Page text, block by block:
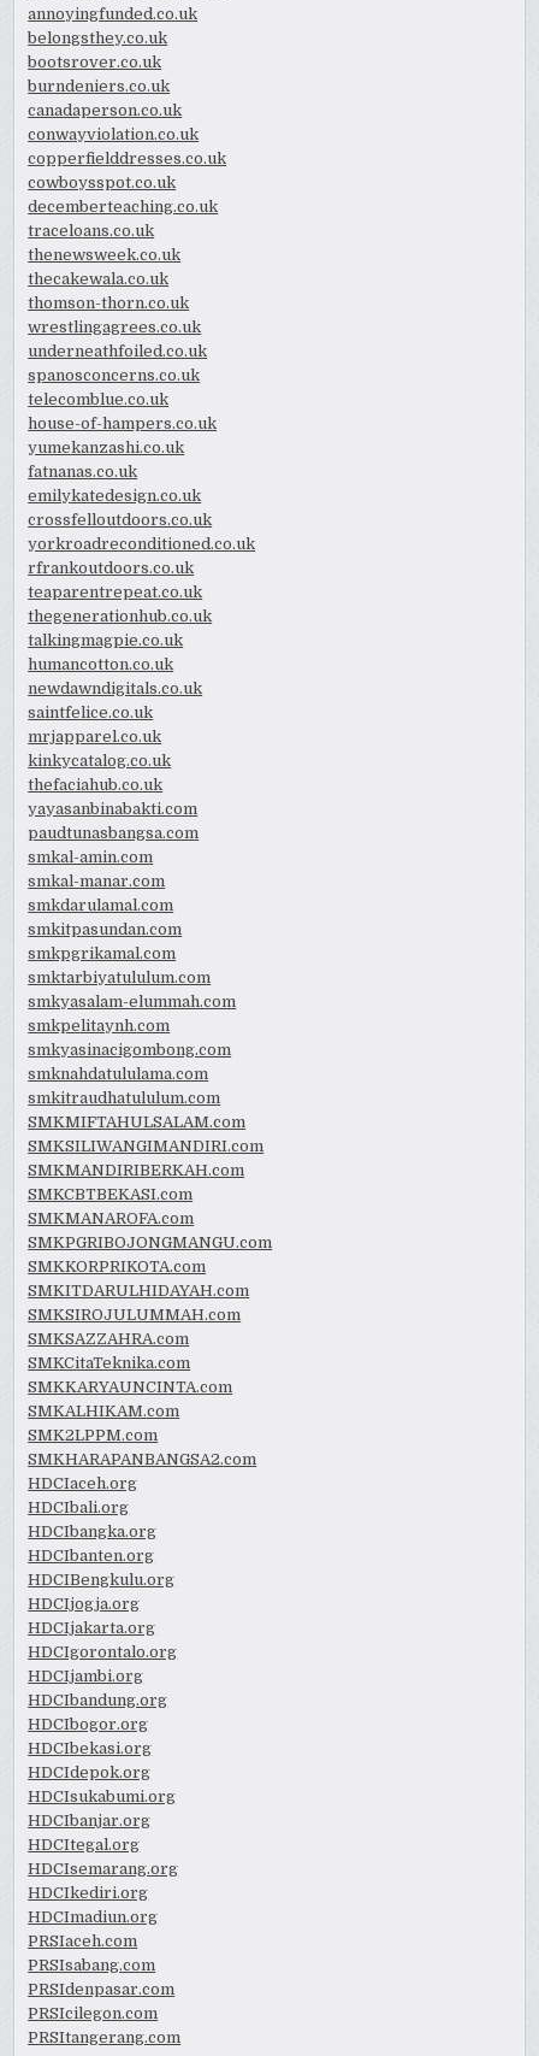
annoyingfunded.co.uk
belongsthey.co.uk
bootsrover.co.uk
burndeniers.co.uk
canadaperson.co.uk
conwayviolation.co.uk
copperfielddresses.co.uk
cowboysspot.co.uk
decemberteaching.co.uk
traceloans.co.uk
thenewsweek.co.uk
thecakewala.co.uk
thomson-thorn.co.uk
wrestlingagrees.co.uk
underneathfoiled.co.uk
spanosconcerns.co.uk
telecomblue.co.uk
house-of-hampers.co.uk
yumekanzashi.co.uk
fatnanas.co.uk
emilykatedesign.co.uk
crossfelloutdoors.co.uk
yorkroadreconditioned.co.uk
rfrankoutdoors.co.uk
teaparentrepeat.co.uk
thegenerationhub.co.uk
talkingmagpie.co.uk
humancotton.co.uk
newdawndigitals.co.uk
saintfelice.co.uk
mrjapparel.co.uk
kinkycatalog.co.uk
thefaciahub.co.uk
yayasanbinabakti.com
paudtunasbangsa.com
smkal-amin.com
smkal-manar.com
smkdarulamal.com
smkitpasundan.com
smkpgrikamal.com
smktarbiyatululum.com
smkyasalam-elummah.com
smkpelitaynh.com
smkyasinacigombong.com
smknahdatululama.com
smkitraudhatululum.com
SMKMIFTAHULSALAM.com
SMKSILIWANGIMANDIRI.com
SMKMANDIRIBERKAH.com
SMKCBTBEKASI.com
SMKMANAROFA.com
SMKPGRIBOJONGMANGU.com
SMKKORPRIKOTA.com
SMKITDARULHIDAYAH.com
SMKSIROJULUMMAH.com
SMKSAZZAHRA.com
SMKCitaTeknika.com
SMKKARYAUNCINTA.com
SMKALHIKAM.com
SMK2LPPM.com
SMKHARAPANBANGSA2.com
HDCIaceh.org
HDCIbali.org
HDCIbangka.org
HDCIbanten.org
HDCIBengkulu.org
HDCIjogja.org
HDCIjakarta.org
HDCIgorontalo.org
HDCIjambi.org
HDCIbandung.org
HDCIbogor.org
HDCIbekasi.org
HDCIdepok.org
HDCIsukabumi.org
HDCIbanjar.org
HDCItegal.org
HDCIsemarang.org
HDCIkediri.org
HDCImadiun.org
PRSIaceh.com
PRSIsabang.com
PRSIdenpasar.com
PRSIcilegon.com
PRSItangerang.com